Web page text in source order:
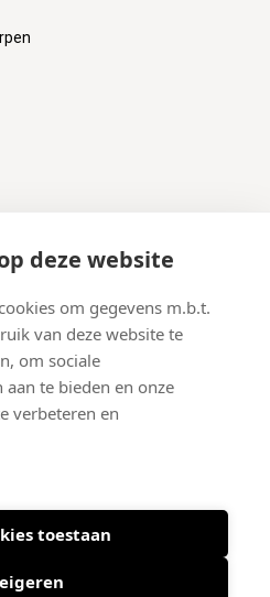
deze website
om gegevens m.b.t.
van deze website te
om sociale
te bieden en onze
verbeteren en
toestaan
2000 Antwerpen (België)
voorwaarden